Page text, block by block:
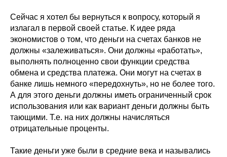
Сейчас я хотел бы вернуться к вопросу, который я
излагал в первой своей статье. К идее ряда
экономистов о том, что деньги на счетах банков не
должны «залеживаться». Они должны «работать»,
выполнять полноценно свои функции средства
обмена и средства платежа. Они могут на счетах в
банке лишь немного «передохнуть», но не более того.
А для этого деньги должны иметь ограниченный срок
использования или как вариант деньги должны быть
тающими. Т.е. на них должны начисляться
отрицательные проценты.
Такие деньги уже были в средние века и назывались